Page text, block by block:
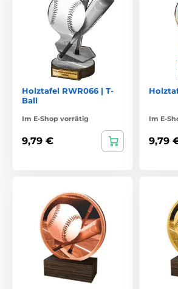
Holztafel RWR066 | T-
Ball
Im E-Shop vorrätig
9,79 €
Im E-
9,79